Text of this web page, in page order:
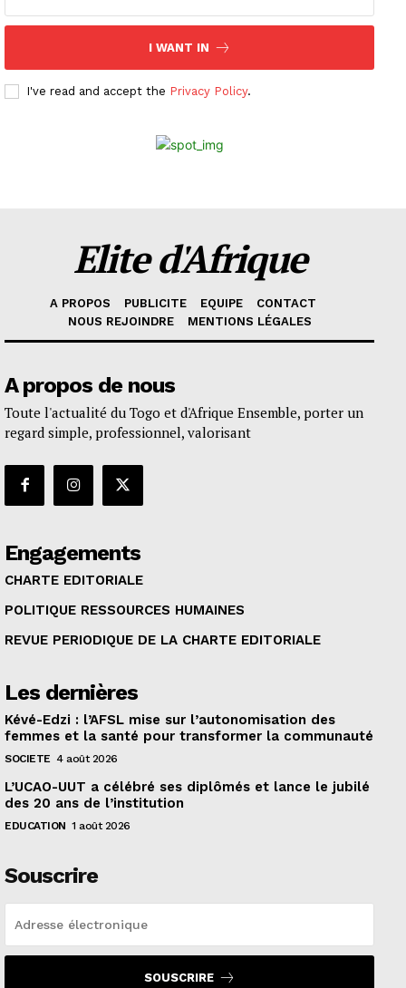
I WANT IN
I've read and accept the Privacy Policy.
Elite d'Afrique
A PROPOS PUBLICITE EQUIPE
CONTACT
NOUS REJOINDRE
MENTIONS LÉGALES
A propos de nous
Toute l'actualité du Togo et d'Afrique Ensemble, porter un
regard simple, professionnel, valorisant
Engagements
CHARTE EDITORIALE
POLITIQUE RESSOURCES HUMAINES
REVUE PERIODIQUE DE LA CHARTE EDITORIALE
Les dernières
Kévé-Edzi : l’AFSL mise sur l’autonomisation des
femmes et la santé pour transformer la communauté
SOCIETE 4 août 2026
L’UCAO-UUT a célébré ses diplômés et lance le jubilé
des 20 ans de l’institution
EDUCATION 1 août 2026
Souscrire
SOUSCRIRE